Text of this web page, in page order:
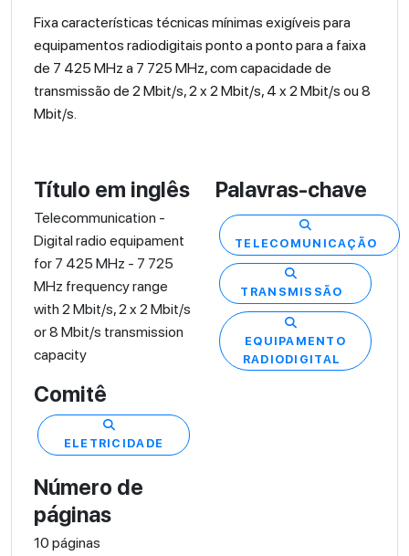
Fixa características técnicas mínimas exigíveis para
equipamentos radiodigitais ponto a ponto para a faixa
de 7 425 MHz a 7 725 MHz, com capacidade de
transmissão de 2 Mbit/s, 2 x 2 Mbit/s, 4 x 2 Mbit/s ou 8
Mbit/s.
Título em inglês
Telecommunication -
Digital radio equipament
for 7 425 MHz - 7 725
MHz frequency range
with 2 Mbit/s, 2 x 2 Mbit/s
or 8 Mbit/s transmission
capacity
Comitê
ELETRICIDADE
Número de
páginas
10 páginas
Palavras-chave
TELECOMUNICAÇÃO
TRANSMISSÃO
EQUIPAMENTO
RADIODIGITAL